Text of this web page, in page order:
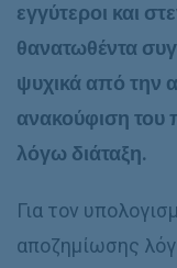
εγγύτεροι και
θανατωθέντα
ψυχικά από την
ανακούφιση του
λόγω διάταξη.
Για τον
αποζημίωσης